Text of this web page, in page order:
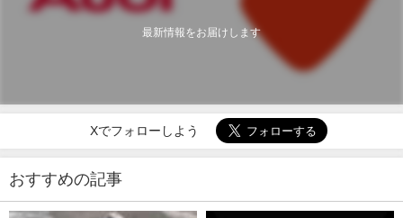
最新情報をお届けします
Xでフォローしよう
おすすめの記事